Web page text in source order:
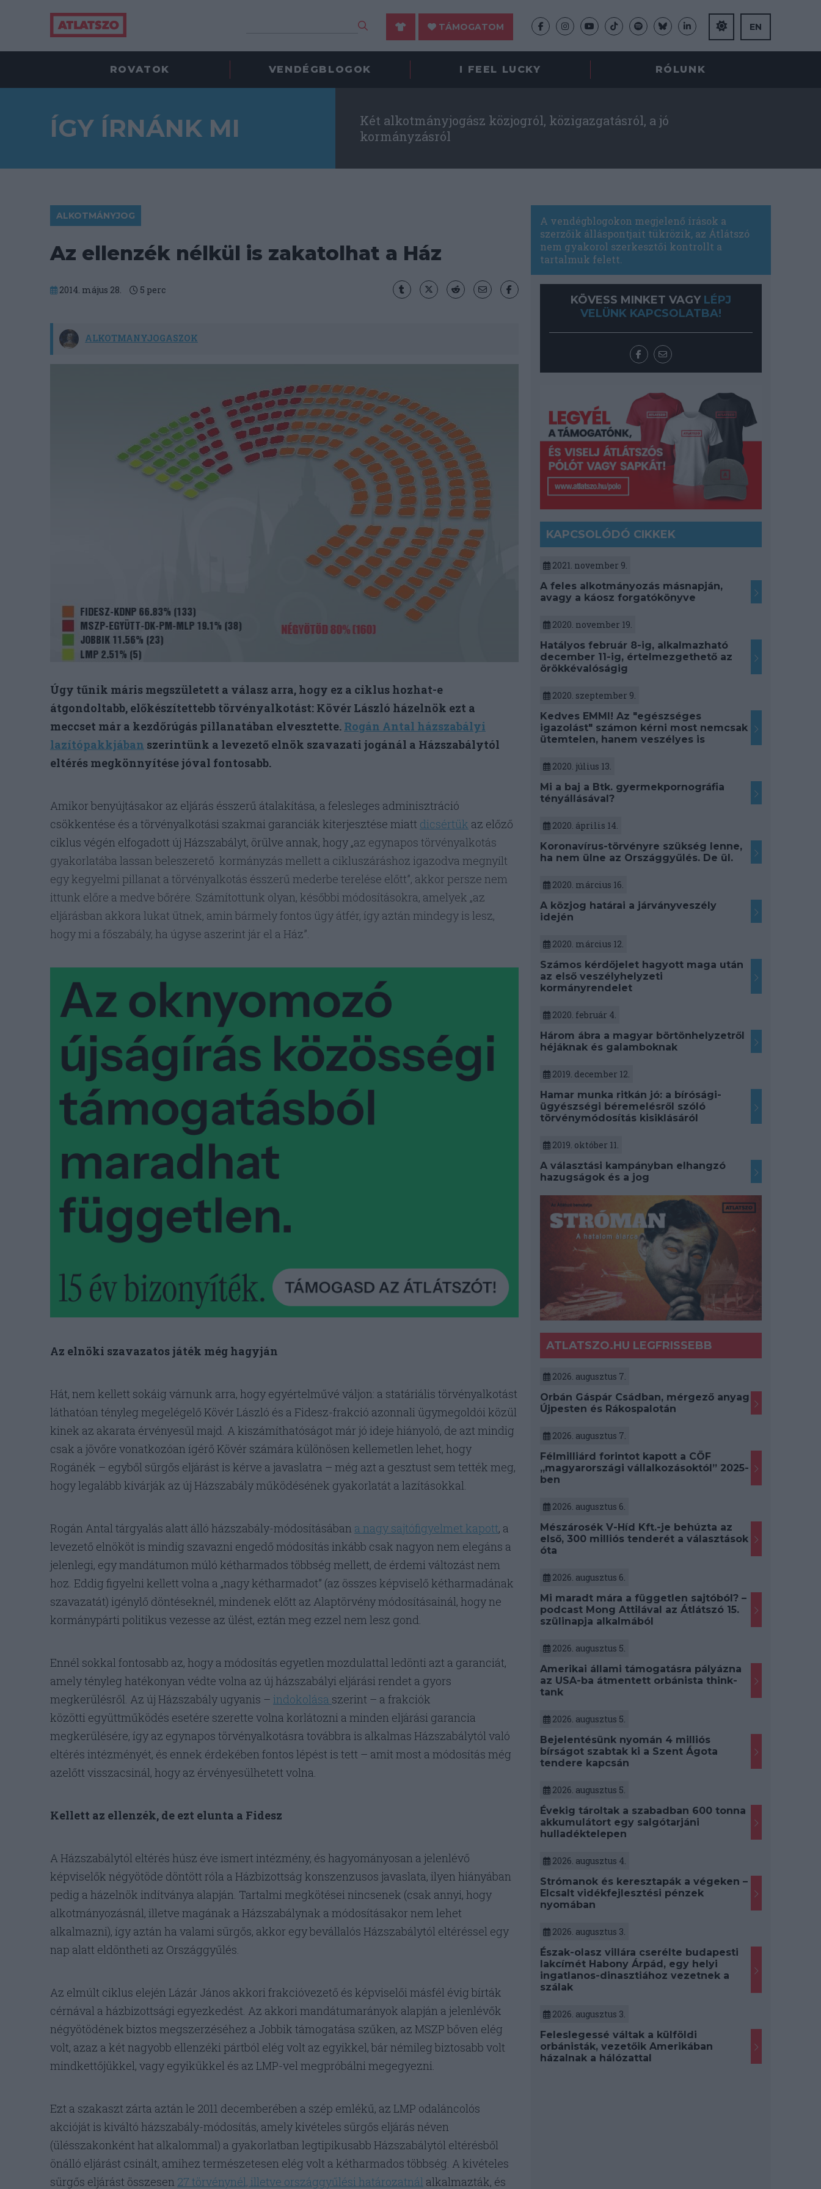
TÁMOGATOM EN
ROVATOK VENDÉGBLOGOK I FEEL LUCKY RÓLUNK
ÍGY ÍRNÁNK MI
Két alkotmányjogász közjogról, közigazgatásról, a jó
kormányzásról
ALKOTMÁNYJOG
Az ellenzék nélkül is zakatolhat a Ház
2014. május 28. 5 perc
ALKOTMANYJOGASZOK
Úgy tűnik máris megszületett a válasz arra, hogy ez a ciklus hozhat-e
átgondoltabb, előkészítettebb törvényalkotást: Kövér László házelnök ezt a
meccset már a kezdőrúgás pillanatában elvesztette. Rogán Antal házszabályi
lazítópakkjában szerintünk a levezető elnök szavazati jogánál a Házszabálytól
eltérés megkönnyítése jóval fontosabb.
Amikor benyújtásakor az eljárás ésszerű átalakítása, a felesleges adminisztráció
csökkentése és a törvényalkotási szakmai garanciák kiterjesztése miatt dicsértük az előző
ciklus végén elfogadott új Házszabályt, örülve annak, hogy „az egynapos törvényalkotás
gyakorlatába lassan beleszerető kormányzás mellett a cikluszáráshoz igazodva megnyílt
egy kegyelmi pillanat a törvényalkotás ésszerű mederbe terelése előtt”, akkor persze nem
ittunk előre a medve bőrére. Számítottunk olyan, későbbi módosításokra, amelyek „az
eljárásban akkora lukat ütnek, amin bármely fontos ügy átfér, így aztán mindegy is lesz,
hogy mi a főszabály, ha úgyse aszerint jár el a Ház”.
Az elnöki szavazatos játék még hagyján
Hát, nem kellett sokáig várnunk arra, hogy egyértelművé váljon: a statáriális törvényalkotást
láthatóan tényleg megelégelő Kövér László és a Fidesz-frakció azonnali ügymegoldói közül
kinek az akarata érvényesül majd. A kiszámíthatóságot már jó ideje hiányoló, de azt mindig
csak a jövőre vonatkozóan ígérő Kövér számára különösen kellemetlen lehet, hogy
Rogánék – egyből sürgős eljárást is kérve a javaslatra – még azt a gesztust sem tették meg,
hogy legalább kivárják az új Házszabály működésének gyakorlatát a lazításokkal.
Rogán Antal tárgyalás alatt álló házszabály-módosításában a nagy sajtófigyelmet kapott, a
levezető elnököt is mindig szavazni engedő módosítás inkább csak nagyon nem elegáns a
jelenlegi, egy mandátumon múló kétharmados többség mellett, de érdemi változást nem
hoz. Eddig figyelni kellett volna a „nagy kétharmadot” (az összes képviselő kétharmadának
szavazatát) igénylő döntéseknél, mindenek előtt az Alaptörvény módosításainál, hogy ne
kormánypárti politikus vezesse az ülést, eztán meg ezzel nem lesz gond.
Ennél sokkal fontosabb az, hogy a módosítás egyetlen mozdulattal ledönti azt a garanciát,
amely tényleg hatékonyan védte volna az új házszabályi eljárási rendet a gyors
megkerülésről. Az új Házszabály ugyanis – indokolása szerint – a frakciók
közötti együttműködés esetére szerette volna korlátozni a minden eljárási garancia
megkerülésére, így az egynapos törvényalkotásra továbbra is alkalmas Házszabálytól való
eltérés intézményét, és ennek érdekében fontos lépést is tett – amit most a módosítás még
azelőtt visszacsinál, hogy az érvényesülhetett volna.
Kellett az ellenzék, de ezt elunta a Fidesz
A Házszabálytól eltérés húsz éve ismert intézmény, és hagyományosan a jelenlévő
képviselők négyötöde döntött róla a Házbizottság konszenzusos javaslata, ilyen hiányában
pedig a házelnök indítványa alapján. Tartalmi megkötései nincsenek (csak annyi, hogy
alkotmányozásnál, illetve magának a Házszabálynak a módosításakor nem lehet
alkalmazni), így aztán ha valami sürgős, akkor egy bevállalós Házszabálytól eltéréssel egy
nap alatt eldöntheti az Országgyűlés.
Az elmúlt ciklus elején Lázár János akkori frakcióvezető és képviselői másfél évig bírták
cérnával a házbizottsági egyezkedést. Az akkori mandátumarányok alapján a jelenlévők
négyötödének biztos megszerzéséhez a Jobbik támogatása szűken, az MSZP bőven elég
volt, azaz a két nagyobb ellenzéki pártból elég volt az egyikkel, bár némileg biztosabb volt
mindkettőjükkel, vagy egyikükkel és az LMP-vel megpróbálni megegyezni.
Ezt a szakaszt zárta aztán le 2011 decemberében a szép emlékű, az LMP odaláncolós
akcióját is kiváltó házszabály-módosítás, amely kivételes sürgős eljárás néven
(ülésszakonként hat alkalommal) a gyakorlatban legtipikusabb Házszabálytól eltérésből
önálló eljárást csinált, amihez természetesen elég volt a kétharmados többség. A kivételes
sürgős eljárást összesen 27 törvénynél, illetve országgyűlési határozatnál alkalmazták, és
A vendégblogokon megjelenő írások a
szerzőik álláspontjait tükrözik, az Átlátszó
nem gyakorol szerkesztői kontrollt a
tartalmuk felett.
KÖVESS MINKET VAGY LÉPJ
VELÜNK KAPCSOLATBA!
KAPCSOLÓDÓ CIKKEK
2021. november 9.
A feles alkotmányozás másnapján,
avagy a káosz forgatókönyve
2020. november 19.
Hatályos február 8-ig, alkalmazható
december 11-ig, értelmezgethető az
örökkévalóságig
2020. szeptember 9.
Kedves EMMI! Az "egészséges
igazolást" számon kérni most nemcsak
ütemtelen, hanem veszélyes is
2020. július 13.
Mi a baj a Btk. gyermekpornográfia
tényállásával?
2020. április 14.
Koronavírus-törvényre szükség lenne,
ha nem ülne az Országgyűlés. De ül.
2020. március 16.
A közjog határai a járványveszély
idején
2020. március 12.
Számos kérdőjelet hagyott maga után
az első veszélyhelyzeti
kormányrendelet
2020. február 4.
Három ábra a magyar börtönhelyzetről
héjáknak és galamboknak
2019. december 12.
Hamar munka ritkán jó: a bírósági-
ügyészségi béremelésről szóló
törvénymódosítás kisiklásáról
2019. október 11.
A választási kampányban elhangzó
hazugságok és a jog
ATLATSZO.HU LEGFRISSEBB
2026. augusztus 7.
Orbán Gáspár Csádban, mérgező anyag
Újpesten és Rákospalotán
2026. augusztus 7.
Félmilliárd forintot kapott a CÖF
„magyarországi vállalkozásoktól” 2025-
ben
2026. augusztus 6.
Mészárosék V-Híd Kft.-je behúzta az
első, 300 milliós tenderét a választások
óta
2026. augusztus 6.
Mi maradt mára a független sajtóból? –
podcast Mong Attilával az Átlátszó 15.
szülinapja alkalmából
2026. augusztus 5.
Amerikai állami támogatásra pályázna
az USA-ba átmentett orbánista think-
tank
2026. augusztus 5.
Bejelentésünk nyomán 4 milliós
bírságot szabtak ki a Szent Ágota
tendere kapcsán
2026. augusztus 5.
Évekig tároltak a szabadban 600 tonna
akkumulátort egy salgótarjáni
hulladéktelepen
2026. augusztus 4.
Strómanok és keresztapák a végeken –
Elcsalt vidékfejlesztési pénzek
nyomában
2026. augusztus 3.
Észak-olasz villára cserélte budapesti
lakcímét Habony Árpád, egy helyi
ingatlanos-dinasztiához vezetnek a
szálak
2026. augusztus 3.
Feleslegessé váltak a külföldi
orbánisták, vezetőik Amerikában
házalnak a hálózattal